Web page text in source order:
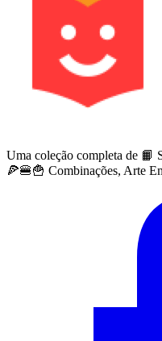
Uma coleção completa de 📙
🍕🍔🍟 Combinações, Arte